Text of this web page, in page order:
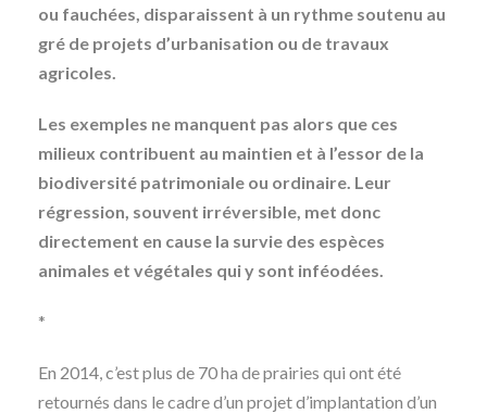
ou fauchées, disparaissent à un rythme soutenu au
gré de projets d’urbanisation ou de travaux
agricoles.
Les exemples ne manquent pas alors que ces
milieux contribuent au maintien et à l’essor de la
biodiversité patrimoniale ou ordinaire. Leur
régression, souvent irréversible, met donc
directement en cause la survie des espèces
animales et végétales qui y sont inféodées.
*
En 2014, c’est plus de 70 ha de prairies qui ont été
retournés dans le cadre d’un projet d’implantation d’un